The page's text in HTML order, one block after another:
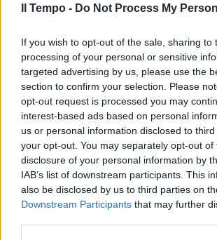
Il Tempo - Do Not Process My
If you wish to opt-out of the sale, sharing to
processing of your personal or sensitive
targeted advertising by us, please use the
section to confirm your selection. Please
opt-out request is processed you may
interest-based ads based on personal
us or personal information disclosed to
your opt-out. You may separately opt-out of
disclosure of your personal information by
IAB’s list of downstream participants. This
also be disclosed by us to third parties on
Downstream Participants that may further
In evidenza